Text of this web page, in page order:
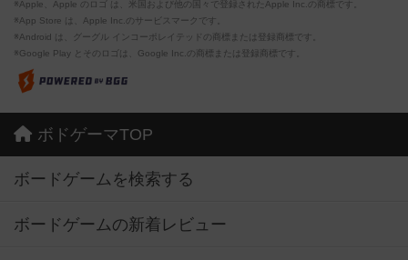
※Apple、Apple のロゴ は、米国および他の国々で登録されたApple Inc.の商標です。
※App Store は、Apple Inc.のサービスマークです。
※Android は、グーグル インコーポレイテッドの商標または登録商標です。
※Google Play とそのロゴは、Google Inc.の商標または登録商標です。
ボドゲーマTOP
ボードゲームを検索する
ボードゲームの新着レビュー